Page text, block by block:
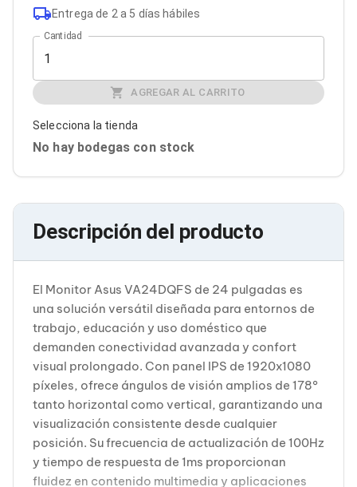
Mousepads
Teclados
Teclados Numéricos
Controles de Juego para PC
Accesorios para Servidores
Racks y Gabinetes
Charolas para Racks y Gabinetes
Cableado Estructurado para Servidores
Cables KVM
Enfriamiento para Servidores
Sistemas Operativos para Servidores
Servidores
Soportes de Datos
Ultrium
Accesorios para Discos Duros
Gabinetes de Discos Duros
Discos Duros Externos
Discos Duros para NAS
Discos Duros para Videovigilancia
Discos Duros para Servidores
Accesorios para SSD
Gabinetes para SSD
Almacenamiento MSA
Discos Duros Internos para PC
Discos Duros Internos para Laptop
Monitores
Entrega de 2 a 5 días hábiles
Cantidad
AGREGAR AL CARRITO
Selecciona la tienda
No hay bodegas con stock
Descripción del producto
El Monitor Asus VA24DQFS de 24 pulgadas es
una solución versátil diseñada para entornos de
trabajo, educación y uso doméstico que
demanden conectividad avanzada y confort
visual prolongado. Con panel IPS de 1920x1080
píxeles, ofrece ángulos de visión amplios de 178°
tanto horizontal como vertical, garantizando una
visualización consistente desde cualquier
posición. Su frecuencia de actualización de 100Hz
y tiempo de respuesta de 1ms proporcionan
fluidez en contenido multimedia y aplicaciones